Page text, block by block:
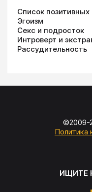
Список
Эгоизм
Секс и подросток
Интроверт и
Рассудительность
©2009-
Политика
ИЩИТЕ